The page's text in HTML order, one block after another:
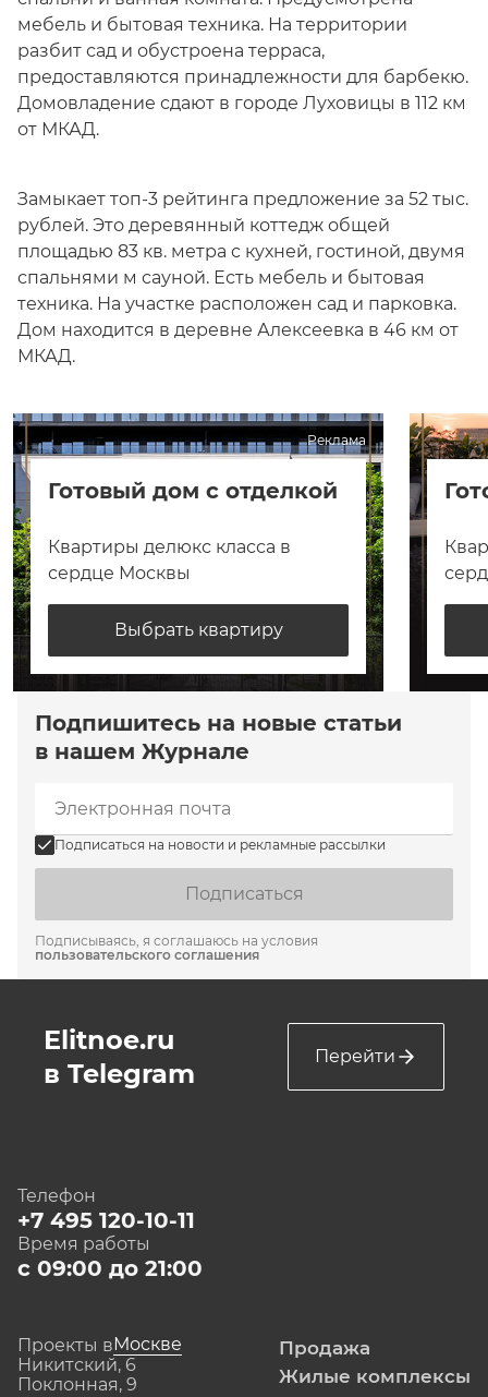
мебель и бытовая техника. На территории
разбит сад и обустроена терраса,
предоставляются принадлежности для барбекю.
Домовладение сдают в городе Луховицы в 112 км
от МКАД.
Замыкает топ-3 рейтинга предложение за 52 тыс.
рублей. Это деревянный коттедж общей
площадью 83 кв. метра с кухней, гостиной, двумя
спальнями м сауной. Есть мебель и бытовая
техника. На участке расположен сад и парковка.
Дом находится в деревне Алексеевка в 46 км от
МКАД.
Реклама
Готовый дом с отделкой
Квартиры делюкс класса в
сердце Москвы
Выбрать квартиру
Подпишитесь на новые статьи
в нашем Журнале
Подписаться на новости и рекламные рассылки
Подписаться
Подписываясь, я соглашаюсь на условия
пользовательского соглашения
Elitnoe.ru
в Telegram
Перейти
Телефон
+7 495 120-10-11
Время работы
с 09:00 до 21:00
Проекты вМоскве
Никитский, 6
Поклонная, 9
Продажа
Жилые комплексы